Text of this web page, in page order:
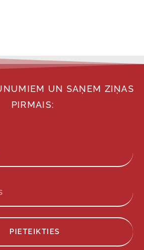
UN SAŅEM ZIŅAS
PIRMAIS:
PIETEIKTIES